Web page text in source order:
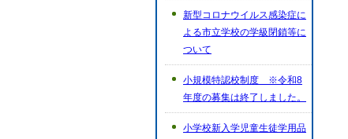
新型コロナウイルス感染症に
よる市立学校の学級閉鎖等に
ついて
小規模特認校制度 ※令和8
年度の募集は終了しました。
小学校新入学児童生徒学用品